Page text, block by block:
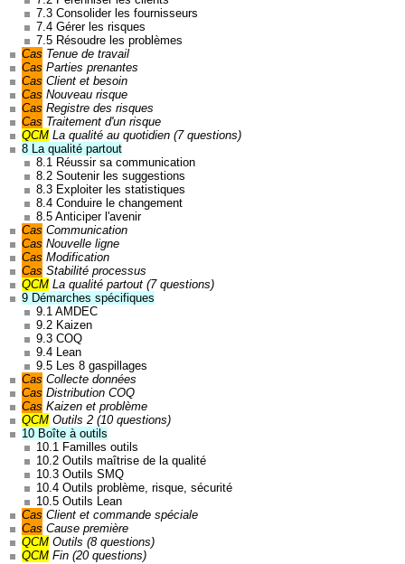
Un contenu utile, très proche de la réalité concrète
du contenu. Bravo ! Le rapport qualité prix est
imbattable ! Pierre. 13/04/2021 ⭐⭐⭐⭐⭐
Le dossier d’annexes est très complet. Amélie.
10/03/2021 ⭐⭐⭐⭐⭐
18/20. Gervais. 03/03/2020 ⭐⭐⭐⭐⭐
7.3 Consolider les fournisseurs
7.4 Gérer les risques
7.5 Résoudre les problèmes
Cas Tenue de travail
Cas Parties prenantes
Cas Client et besoin
Cas Nouveau risque
Cas Registre des risques
Cas Traitement d'un risque
QCM La qualité au quotidien (7 questions)
8 La qualité partout
8.1 Réussir sa communication
8.2 Soutenir les suggestions
8.3 Exploiter les statistiques
8.4 Conduire le changement
8.5 Anticiper l'avenir
Cas Communication
Cas Nouvelle ligne
Cas Modification
Cas Stabilité processus
QCM La qualité partout (7 questions)
9 Démarches spécifiques
9.1 AMDEC
9.2 Kaizen
9.3 COQ
9.4 Lean
9.5 Les 8 gaspillages
Cas Collecte données
Cas Distribution COQ
Cas Kaizen et problème
QCM Outils 2 (10 questions)
10 Boîte à outils
10.1 Familles outils
10.2 Outils maîtrise de la qualité
10.3 Outils SMQ
10.4 Outils problème, risque, sécurité
10.5 Outils Lean
Cas Client et commande spéciale
Cas Cause première
QCM Outils (8 questions)
QCM Fin (20 questions)